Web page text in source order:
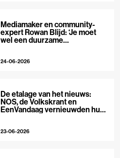
Mediamaker en community-
expert Rowan Blijd: ‘Je moet
wel een duurzame
24-06-2026
De etalage van het nieuws:
NOS, de Volkskrant en
EenVandaag vernieuwden hun
23-06-2026